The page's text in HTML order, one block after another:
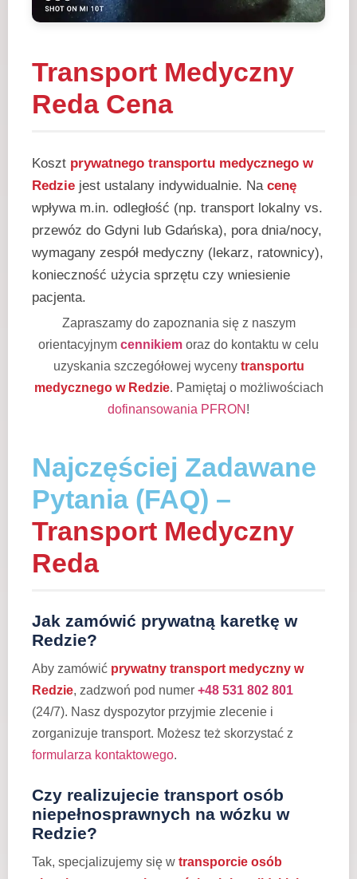
Transport Medyczny
Reda Cena
Koszt prywatnego transportu medycznego w
Redzie jest ustalany indywidualnie. Na cenę
wpływa m.in. odległość (np. transport lokalny vs.
przewóz do Gdyni lub Gdańska), pora dnia/nocy,
wymagany zespół medyczny (lekarz, ratownicy),
konieczność użycia sprzętu czy wniesienie
pacjenta.
Zapraszamy do zapoznania się z naszym
orientacyjnym cennikiem oraz do kontaktu w celu
uzyskania szczegółowej wyceny transportu
medycznego w Redzie. Pamiętaj o możliwościach
dofinansowania PFRON !
Najczęściej Zadawane
Pytania (FAQ) –
Transport Medyczny
Reda
Jak zamówić prywatną karetkę w
Redzie?
Aby zamówić prywatny transport medyczny w
Redzie, zadzwoń pod numer +48 531 802 801
(24/7). Nasz dyspozytor przyjmie zlecenie i
zorganizuje transport. Możesz też skorzystać z
formularza kontaktowego.
Czy realizujecie transport osób
niepełnosprawnych na wózku w
Redzie?
Tak, specjalizujemy się w transporcie osób